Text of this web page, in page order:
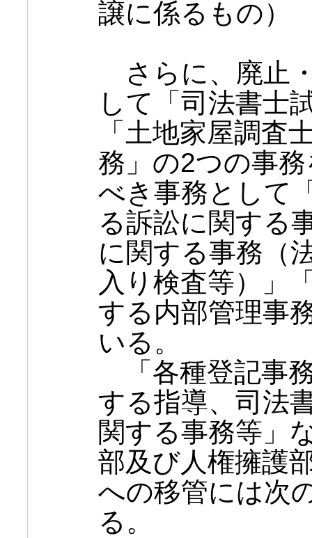
譲に係るもの）
さらに、廃止
して「司法書士
「土地家屋調査
務」の2つの事
べき事務として
る訴訟に関する
に関する事務（
入り検査等）」
する内部管理事
いる。
「各種登記事
する指導、司法
関する事務等」
部及び人権擁護
への移管には次
る。